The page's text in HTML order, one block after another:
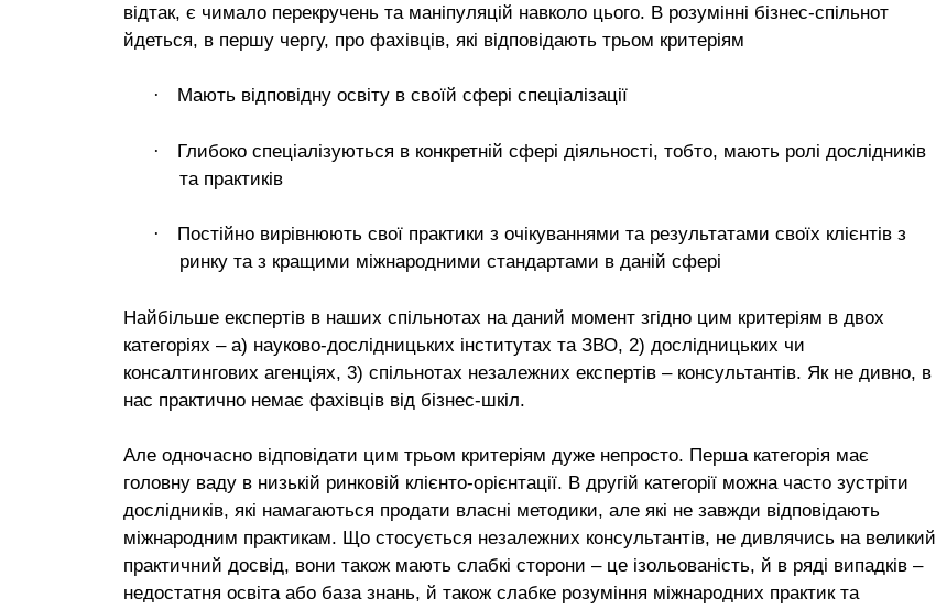
відтак, є чимало перекручень та маніпуляцій навколо цього. В розумінні бізнес-спільнот
йдеться, в першу чергу, про фахівців, які відповідають трьом критеріям
· Мають відповідну освіту в своїй сфері спеціалізації
·
Глибоко спеціалізуються в конкретній сфері діяльності, тобто, мають ролі дослідників
та практиків
·
Постійно вирівнюють свої практики з очікуваннями та результатами своїх клієнтів з
ринку та з кращими міжнародними стандартами в даній сфері
Найбільше експертів в наших спільнотах на даний момент згідно цим критеріям в двох
категоріях – а) науково-дослідницьких інститутах та ЗВО, 2) дослідницьких чи
консалтингових агенціях, 3) спільнотах незалежних експертів – консультантів. Як не дивно, в
нас практично немає фахівців від бізнес-шкіл.
Але одночасно відповідати цим трьом критеріям дуже непросто. Перша категорія має
головну ваду в низькій ринковій клієнто-орієнтації. В другій категорії можна часто зустріти
дослідників, які намагаються продати власні методики, але які не завжди відповідають
міжнародним практикам. Що стосується незалежних консультантів, не дивлячись на великий
практичний досвід, вони також мають слабкі сторони – це ізольованість, й в ряді випадків –
недостатня освіта або база знань, й також слабке розуміння міжнародних практик та